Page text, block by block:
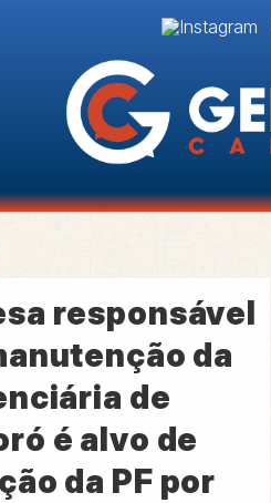
responsável
da
de
é alvo de
da PF por